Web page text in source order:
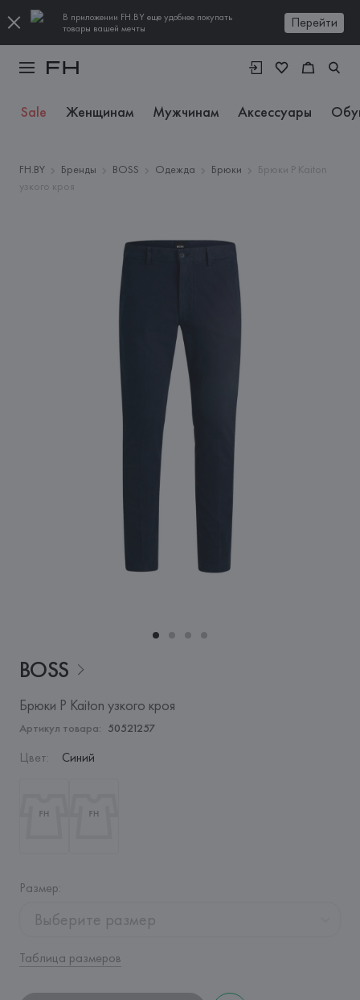
В приложении FH.BY еще удобнее покупать
товары вашей мечты
Перейти
Sale Женщинам Мужчинам Аксессуары
FH.BY Бренды BOSS Одежда Брюки
Брюки P Kaiton
узкого кроя
BOSS
Брюки P Kaiton узкого кроя
Артикул товара: 50521257
Цвет: Синий
Размер:
Выберите размер
Таблица размеров